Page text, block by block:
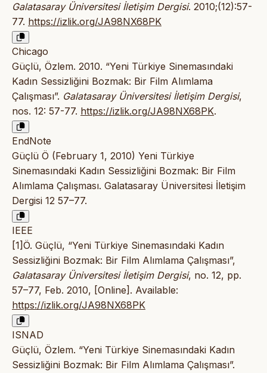
Galatasaray Üniversitesi İletişim Dergisi. 2010;(12):57-
77. https://izlik.org/JA98NX68PK
Chicago
Güçlü, Özlem. 2010. “Yeni Türkiye Sinemasındaki
Kadın Sessizliğini Bozmak: Bir Film Alımlama
Çalışması”. Galatasaray Üniversitesi İletişim Dergisi,
nos. 12: 57-77. https://izlik.org/JA98NX68PK.
EndNote
Güçlü Ö (February 1, 2010) Yeni Türkiye
Sinemasındaki Kadın Sessizliğini Bozmak: Bir Film
Alımlama Çalışması. Galatasaray Üniversitesi İletişim
Dergisi 12 57–77.
IEEE
[1]Ö. Güçlü, “Yeni Türkiye Sinemasındaki Kadın
Sessizliğini Bozmak: Bir Film Alımlama Çalışması”,
Galatasaray Üniversitesi İletişim Dergisi, no. 12, pp.
57–77, Feb. 2010, [Online]. Available:
https://izlik.org/JA98NX68PK
ISNAD
Güçlü, Özlem. “Yeni Türkiye Sinemasındaki Kadın
Sessizliğini Bozmak: Bir Film Alımlama Çalışması”.